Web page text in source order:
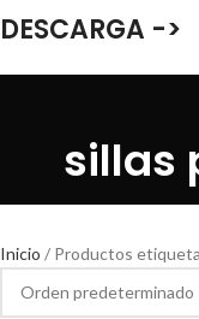
DESCARGA ->
sillas
Inicio Productos